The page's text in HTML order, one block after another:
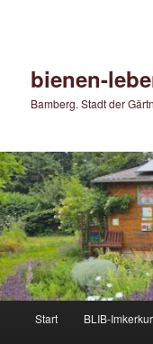
bienen-
Bamberg. Stadt der
Start BLIB-